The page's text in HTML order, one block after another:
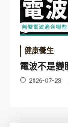
健康養生
電波不是變
2026-07-28